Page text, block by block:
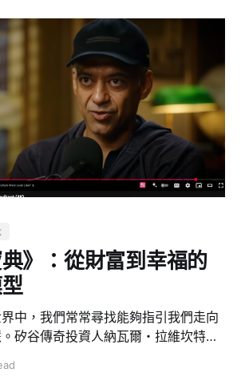
可能有需要的人。 一、從「為什
CAMS 時，我最在意
道防線、KYC／EDD 流程等方法
制洗錢與打擊資恐法令及實務專業人
快就發現：「方法論只拿得到及格，真
條藏的『阿拉伯數字』與『主管機
內完成
典》：從財富到幸福的
中，我們常常尋找能夠指引我們走向
矽谷傳奇投資人納瓦爾・拉維坎特
考財富、成功與人生滿足。本文從